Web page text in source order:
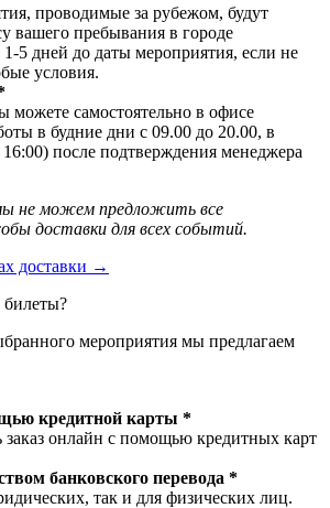
проводимые за рубежом, будут
вашего пребывания в городе
1-5 дней до даты мероприятия, если не
условия.
можете самостоятельно в офисе
в будние дни с 09.00 до 20.00, в
после подтверждения менеджера
не можем предложить все
доставки для всех событий.
доставки →
билеты?
мероприятия мы предлагаем
кредитной карты *
онлайн с помощью кредитных карт
банковского перевода *
так и для физических лиц.